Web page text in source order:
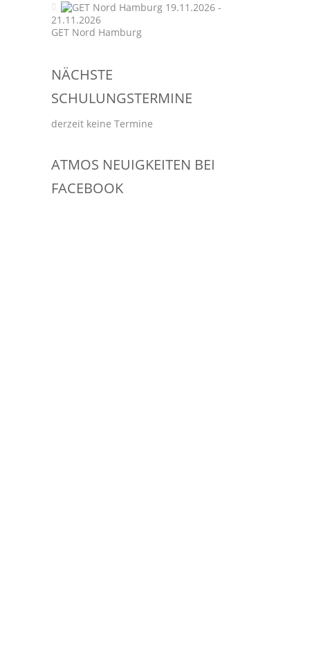
19.11.2026 -
21.11.2026
GET Nord Hamburg
NÄCHSTE
SCHULUNGSTERMINE
derzeit keine Termine
ATMOS NEUIGKEITEN BEI
FACEBOOK